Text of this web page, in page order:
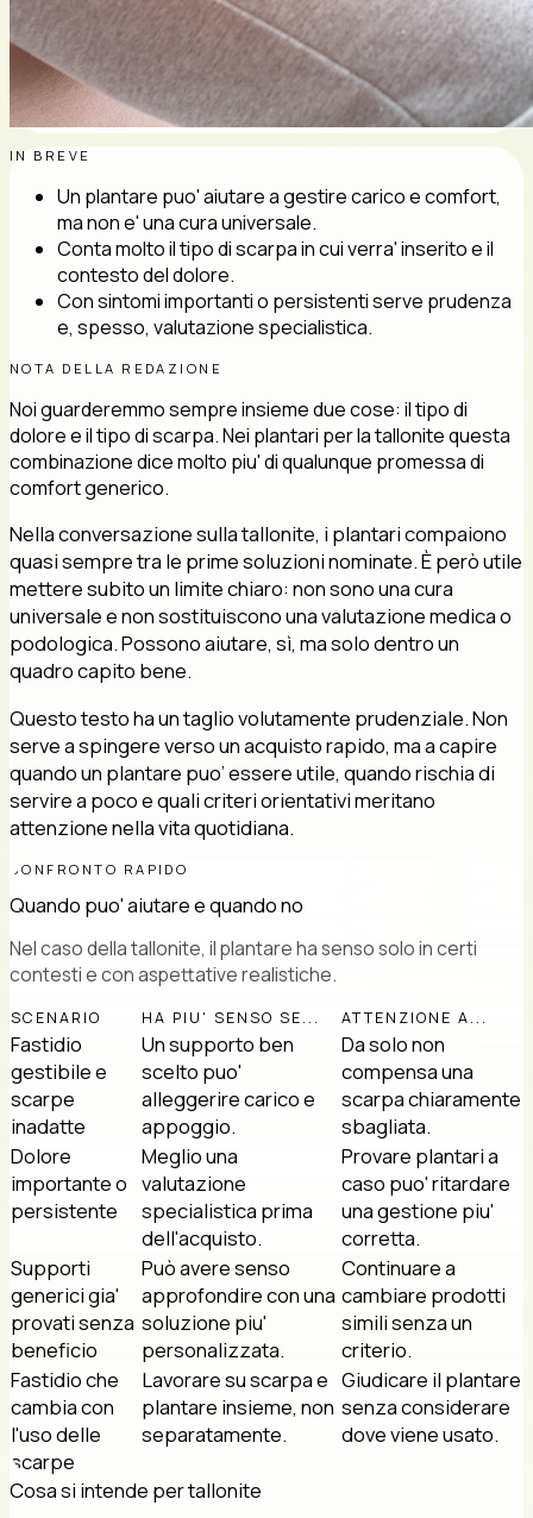
IN BREVE
Un plantare puo' aiutare a gestire carico e comfort,
ma non e' una cura universale.
Conta molto il tipo di scarpa in cui verra' inserito e il
contesto del dolore.
Con sintomi importanti o persistenti serve prudenza
e, spesso, valutazione specialistica.
NOTA DELLA REDAZIONE
Noi guarderemmo sempre insieme due cose: il tipo di
dolore e il tipo di scarpa. Nei plantari per la tallonite questa
combinazione dice molto piu' di qualunque promessa di
comfort generico.
Nella conversazione sulla tallonite, i plantari compaiono
quasi sempre tra le prime soluzioni nominate. È però utile
mettere subito un limite chiaro: non sono una cura
universale e non sostituiscono una valutazione medica o
podologica. Possono aiutare, sì, ma solo dentro un
quadro capito bene.
Questo testo ha un taglio volutamente prudenziale. Non
serve a spingere verso un acquisto rapido, ma a capire
quando un plantare puo’ essere utile, quando rischia di
servire a poco e quali criteri orientativi meritano
attenzione nella vita quotidiana.
CONFRONTO RAPIDO
Quando puo' aiutare e quando no
Nel caso della tallonite, il plantare ha senso solo in certi
contesti e con aspettative realistiche.
SCENARIO HA PIU' SENSO SE... ATTENZIONE A...
Fastidio
gestibile e
scarpe
inadatte
Un supporto ben
scelto puo'
alleggerire carico e
appoggio.
Da solo non
compensa una
scarpa chiaramente
sbagliata.
Dolore
importante o
persistente
Meglio una
valutazione
specialistica prima
dell'acquisto.
Provare plantari a
caso puo' ritardare
una gestione piu'
corretta.
Supporti
generici gia'
provati senza
beneficio
Può avere senso
approfondire con una
soluzione piu'
personalizzata.
Continuare a
cambiare prodotti
simili senza un
criterio.
Fastidio che
cambia con
l'uso delle
scarpe
Lavorare su scarpa e
plantare insieme, non
separatamente.
Giudicare il plantare
senza considerare
dove viene usato.
Cosa si intende per tallonite